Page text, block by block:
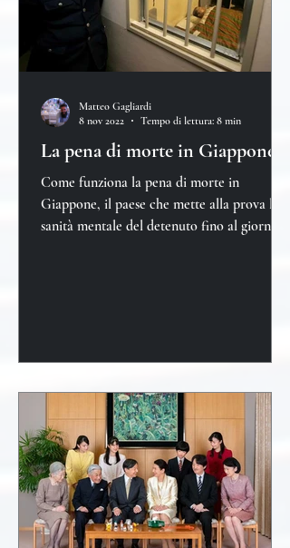
La pena di morte in Giappone
Come funziona la pena di morte in
Giappone, il paese che mette alla prova la
sanità mentale del detenuto fino al giorno
Matteo Gagliardi
8 nov 2022
Tempo di lettura: 8 min